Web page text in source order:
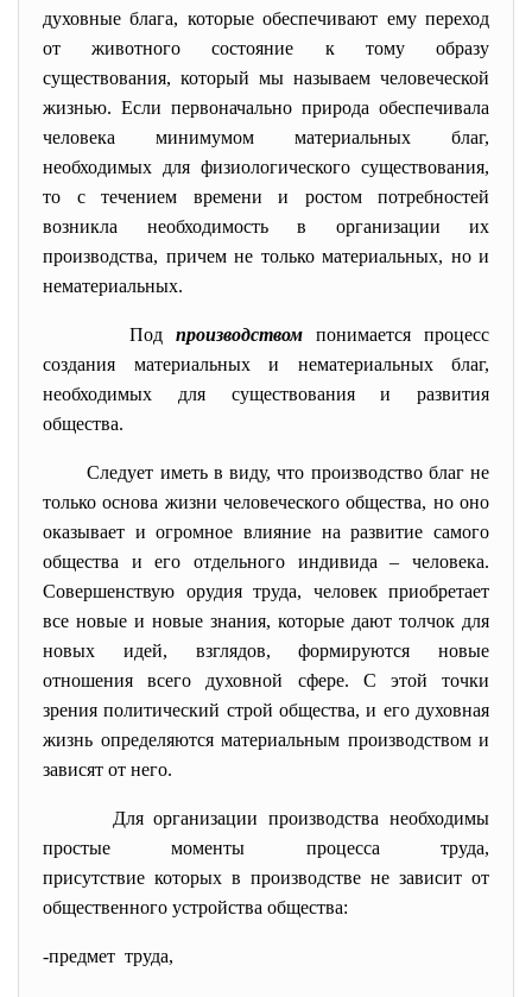
духовные блага, которые обеспечивают ему переход
от животного состояние к тому образу
существования, который мы называем человеческой
жизнью. Если первоначально природа обеспечивала
человека минимумом материальных благ,
необходимых для физиологического существования,
то с течением времени и ростом потребностей
возникла необходимость в организации их
производства, причем не только материальных, но и
нематериальных.
Под производствомпонимается процесс
создания материальных и нематериальных благ,
необходимых для существования и развития
общества.
Следует иметь в виду, что производство благ не
только основа жизни человеческого общества, но оно
оказывает и огромное влияние на развитие самого
общества и его отдельного индивида – человека.
Совершенствую орудия труда, человек приобретает
все новые и новые знания, которые дают толчок для
новых идей, взглядов, формируются новые
отношения всего духовной сфере. С этой точки
зрения политический строй общества, и его духовная
жизнь определяются материальным производством и
зависят от него.
Для организации производства необходимы
простые моменты процесса труда,
присутствие которых в производстве не зависит от
общественного устройства общества:
-предмет труда,